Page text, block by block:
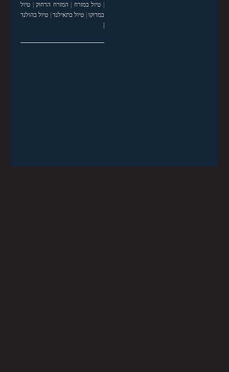
טיול במזרח המזרח הרחוק| טיול
במרוקו| טיול בתאילנד| טיול בהולנד